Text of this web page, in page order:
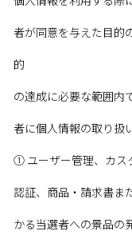
者が同意を与えた目的
的
の達成に必要な範囲内
者に個人情報の取り扱
➀ ユーザー管理、カス
認証、商品・請求書ま
かる当選者への景品の